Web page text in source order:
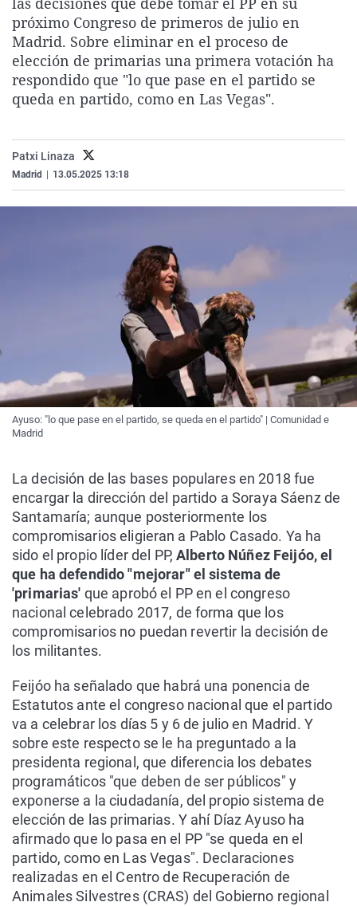
La rosa de los vientos
Gente viajera
Como el perro y el
Caso
Retornados
Equipo de
Operación Viuda
Extremadura
Galicia
La Rioja
Navarra
Virales
Televisión
Elecciones
próximo Congreso de primeros de julio en
Madrid. Sobre eliminar en el proceso de
elección de primarias una primera votación ha
respondido que "lo que pase en el partido se
queda en partido, como en Las Vegas".
Patxi Linaza
Madrid 13.05.2025 13:18
Ayuso: "lo que pase en el partido, se queda en el partido" | Comunidad e
Madrid
La decisión de las bases populares en 2018 fue
encargar la dirección del partido a Soraya Sáenz de
Santamaría; aunque posteriormente los
compromisarios eligieran a Pablo Casado. Ya ha
sido el propio líder del PP,Alberto Núñez Feijóo, el
que ha defendido "mejorar" el sistema de
'primarias' que aprobó el PP en el congreso
nacional celebrado 2017, de forma que los
compromisarios no puedan revertir la decisión de
los militantes.
Feijóo ha señalado que habrá una ponencia de
Estatutos ante el congreso nacional que el partido
va a celebrar los días 5 y 6 de julio en Madrid. Y
sobre este respecto se le ha preguntado a la
presidenta regional, que diferencia los debates
programáticos "que deben de ser públicos" y
exponerse a la ciudadanía, del propio sistema de
elección de las primarias. Y ahí Díaz Ayuso ha
afirmado que lo pasa en el PP "se queda en el
partido, como en Las Vegas". Declaraciones
realizadas en el Centro de Recuperación de
Animales Silvestres (CRAS) del Gobierno regional